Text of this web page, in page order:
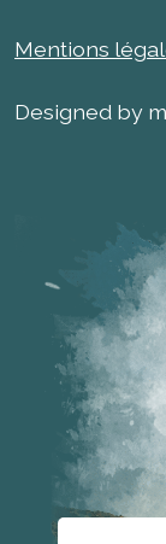
Mentions
Designed by